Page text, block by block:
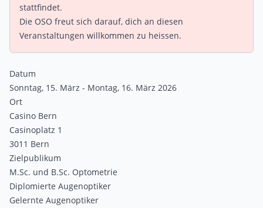
stattfindet.
Die OSO freut sich darauf, dich an diesen
Veranstaltungen willkommen zu heissen.
Datum
Sonntag, 15. März - Montag, 16. März 2026
Ort
Casino Bern
Casinoplatz 1
3011 Bern
Zielpublikum
M.Sc. und B.Sc. Optometrie
Diplomierte Augenoptiker
Gelernte Augenoptiker